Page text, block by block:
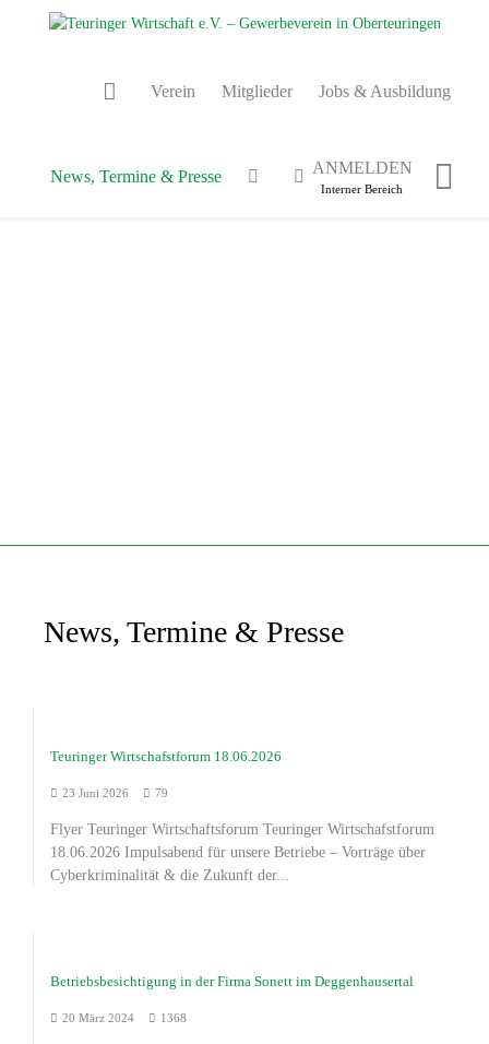
Verein Mitglieder Jobs & Ausbildung
News, Termine & Presse ANMELDEN
Interner Bereich
News, Termine & Presse
Teuringer Wirtschafstforum 18.06.2026
23 Juni 2026 79
Flyer Teuringer Wirtschaftsforum Teuringer Wirtschafstforum
18.06.2026 Impulsabend für unsere Betriebe – Vorträge über
Cyberkriminalität & die Zukunft der...
Betriebsbesichtigung in der Firma Sonett im Deggenhausertal
20 März 2024 1368